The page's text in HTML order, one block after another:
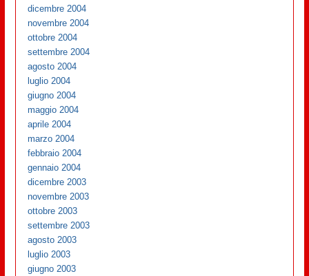
dicembre 2004
novembre 2004
ottobre 2004
settembre 2004
agosto 2004
luglio 2004
giugno 2004
maggio 2004
aprile 2004
marzo 2004
febbraio 2004
gennaio 2004
dicembre 2003
novembre 2003
ottobre 2003
settembre 2003
agosto 2003
luglio 2003
giugno 2003